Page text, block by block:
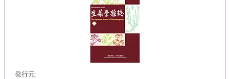
発行元